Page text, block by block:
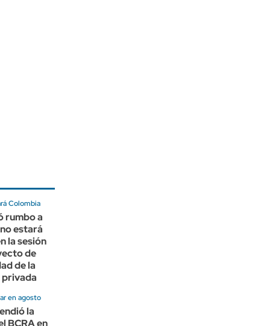
Colombia
rumbo a
estará
la sesión
de
de la
en agosto
la
BCRA en